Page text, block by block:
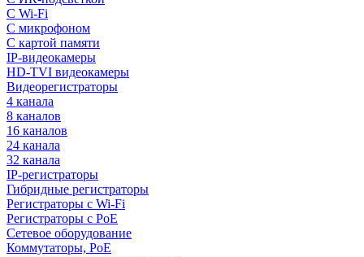
С Wi-Fi
С микрофоном
С картой памяти
IP-видеокамеры
HD-TVI видеокамеры
Видеорегистраторы
4 канала
8 каналов
16 каналов
24 канала
32 канала
IP-регистраторы
Гибридные регистраторы
Регистраторы с Wi-Fi
Регистраторы с PoE
Сетевое оборудование
Коммутаторы, PoE